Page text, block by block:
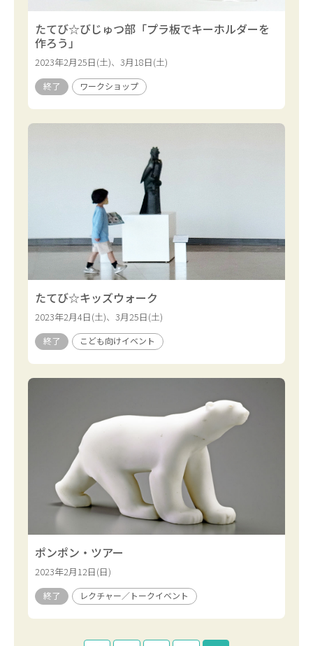
たてび☆びじゅつ部「プラ板でキーホルダーを
作ろう」
2023年2月25日(土)、3月18日(土)
終了 ワークショップ
たてび☆キッズウォーク
2023年2月4日(土)、3月25日(土)
終了 こども向けイベント
ポンポン・ツアー
2023年2月12日(日)
終了 レクチャー／トークイベント